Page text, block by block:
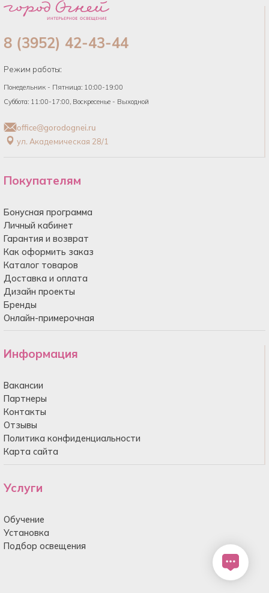
8 (3952) 42-43-44
Режим работы:
Понедельник - Пятница: 10:00-19:00
Суббота: 11:00-17:00, Воскресенье - Выходной
office@gorodognei.ru
ул. Академическая 28/1
Покупателям
Бонусная программа
Личный кабинет
Гарантия и возврат
Как оформить заказ
Каталог товаров
Доставка и оплата
Дизайн проекты
Бренды
Онлайн-примерочная
Информация
Вакансии
Партнеры
Контакты
Отзывы
Политика конфиденциальности
Карта сайта
Услуги
Обучение
Установка
Подбор освещения